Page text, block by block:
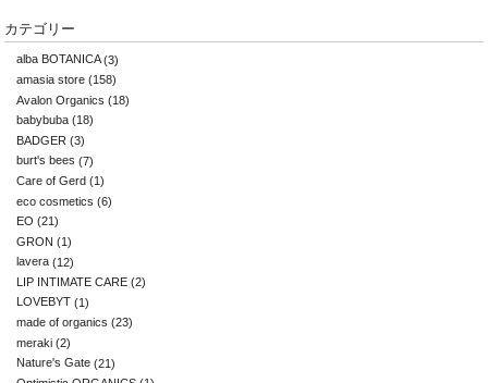
カテゴリー
alba BOTANICA(3)
amasia store (158)
Avalon Organics (18)
babybuba (18)
BADGER (3)
burt's bees (7)
Care of Gerd (1)
eco cosmetics (6)
EO (21)
GRON (1)
lavera (12)
LIP INTIMATE CARE (2)
LOVEBYT (1)
made of organics (23)
meraki (2)
Nature's Gate (21)